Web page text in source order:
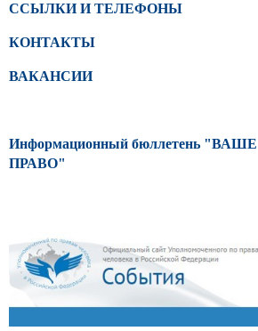
ССЫЛКИ И ТЕЛЕФОНЫ
КОНТАКТЫ
ВАКАНСИИ
Информационный бюллетень "ВАШЕ
ПРАВО"